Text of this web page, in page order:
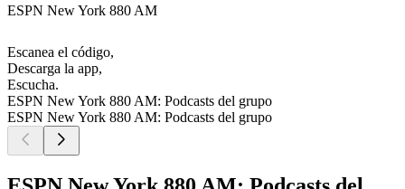
ESPN New York 880 AM
Escanea el código,
Descarga la app,
Escucha.
ESPN New York 880 AM: Podcasts del grupo
ESPN New York 880 AM: Podcasts del grupo